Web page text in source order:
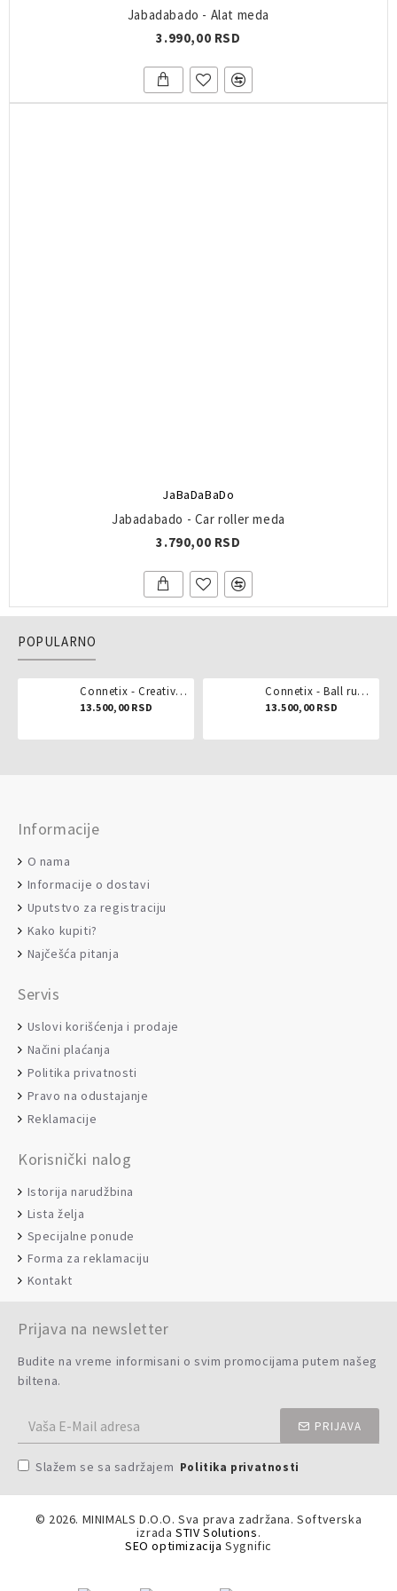
Jabadabado - Alat meda
3.990,00 RSD
JaBaDaBaDo
Jabadabado - Car roller meda
3.790,00 RSD
POPULARNO
Connetix - Creative pack 102 dela
13.500,00 RSD
Connetix - Ball run pastel 106 delova
13.500,00 RSD
Informacije
O nama
Informacije o dostavi
Uputstvo za registraciju
Kako kupiti?
Najčešća pitanja
Servis
Uslovi korišćenja i prodaje
Načini plaćanja
Politika privatnosti
Pravo na odustajanje
Reklamacije
Korisnički nalog
Istorija narudžbina
Lista želja
Specijalne ponude
Forma za reklamaciju
Kontakt
Prijava na newsletter
Budite na vreme informisani o svim promocijama putem našeg
biltena.
PRIJAVA
Slažem se sa sadržajem Politika privatnosti
© 2026. MINIMALS D.O.O. Sva prava zadržana. Softverska
izradaSTIV Solutions.
SEO optimizacija Sygnific